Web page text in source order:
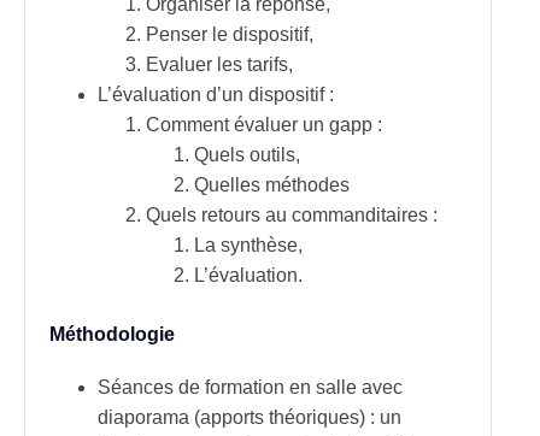
Organiser la réponse,
Penser le dispositif,
Evaluer les tarifs,
L’évaluation d’un dispositif :
Comment évaluer un gapp :
Quels outils,
Quelles méthodes
Quels retours au commanditaires :
La synthèse,
L’évaluation.
Méthodologie
Séances de formation en salle avec
diaporama (apports théoriques) : un